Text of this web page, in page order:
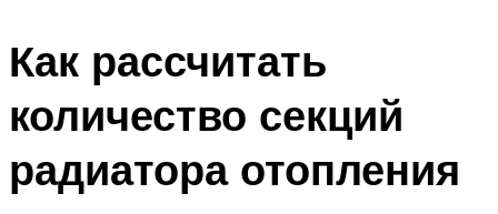
Как рассчитать
количество секций
радиатора отопления